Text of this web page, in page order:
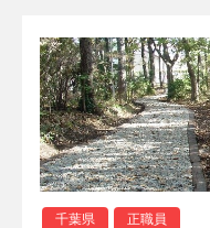
千葉県 正職員